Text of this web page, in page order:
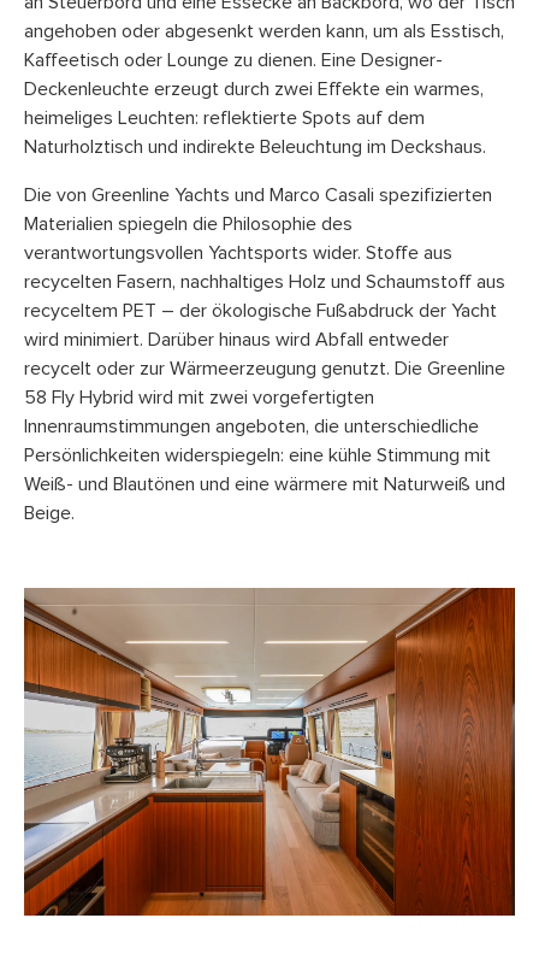
angehoben oder abgesenkt werden kann, um als Esstisch,
Kaffeetisch oder Lounge zu dienen. Eine Designer-
Deckenleuchte erzeugt durch zwei Effekte ein warmes,
heimeliges Leuchten: reflektierte Spots auf dem
Naturholztisch und indirekte Beleuchtung im Deckshaus.
Die von Greenline Yachts und Marco Casali spezifizierten
Materialien spiegeln die Philosophie des
verantwortungsvollen Yachtsports wider. Stoffe aus
recycelten Fasern, nachhaltiges Holz und Schaumstoff aus
recyceltem PET – der ökologische Fußabdruck der Yacht
wird minimiert. Darüber hinaus wird Abfall entweder
recycelt oder zur Wärmeerzeugung genutzt. Die Greenline
58 Fly Hybrid wird mit zwei vorgefertigten
Innenraumstimmungen angeboten, die unterschiedliche
Persönlichkeiten widerspiegeln: eine kühle Stimmung mit
Weiß- und Blautönen und eine wärmere mit Naturweiß und
Beige.